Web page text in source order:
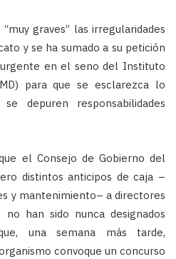
graves” las irregularidades
y se ha sumado a su petición
en el seno del Instituto
para que se esclarezca lo
depuren responsabilidades
el Consejo de Gobierno del
distintos anticipos de caja –
y mantenimiento– a directores
han sido nunca designados
una semana más tarde,
convoque un concurso